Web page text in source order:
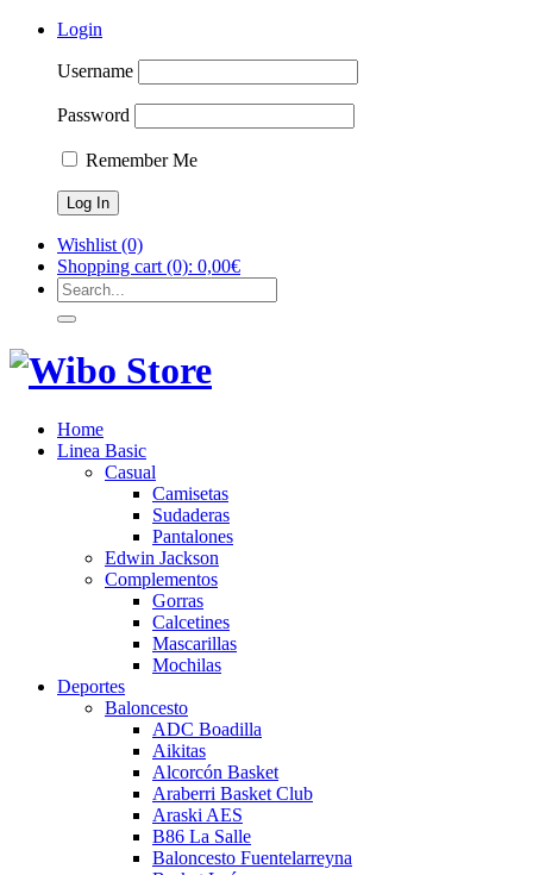
Login
Username
Password
Remember Me
Wishlist (0)
Shopping cart (0): 0,00€
Home
Linea Basic
Casual
Camisetas
Sudaderas
Pantalones
Edwin Jackson
Complementos
Gorras
Calcetines
Mascarillas
Mochilas
Deportes
Baloncesto
ADC Boadilla
Aikitas
Alcorcón Basket
Araberri Basket Club
Araski AES
B86 La Salle
Baloncesto Fuentelarreyna